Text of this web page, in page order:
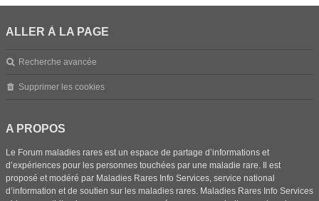
ALLER À LA PAGE
Recherche avancée
Supprimer les cookies
A PROPOS
Le Forum maladies rares est un espace de partage d’informations et
d’expériences pour les personnes touchées par une maladie rare. Il est
proposé et modéré par Maladies Rares Info Services, service national
d’information et de soutien sur les maladies rares. Maladies Rares Info Services